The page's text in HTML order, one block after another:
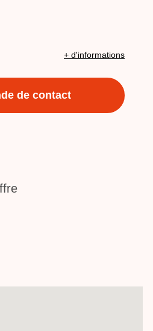
+ d'informations
de contact